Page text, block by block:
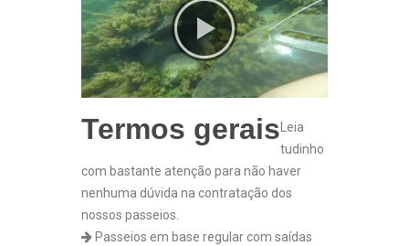
Termos geraisLeia
tudinho
com bastante atenção para não haver
nenhuma dúvida na contratação dos
nossos passeios.
Passeios em base regular com saídas